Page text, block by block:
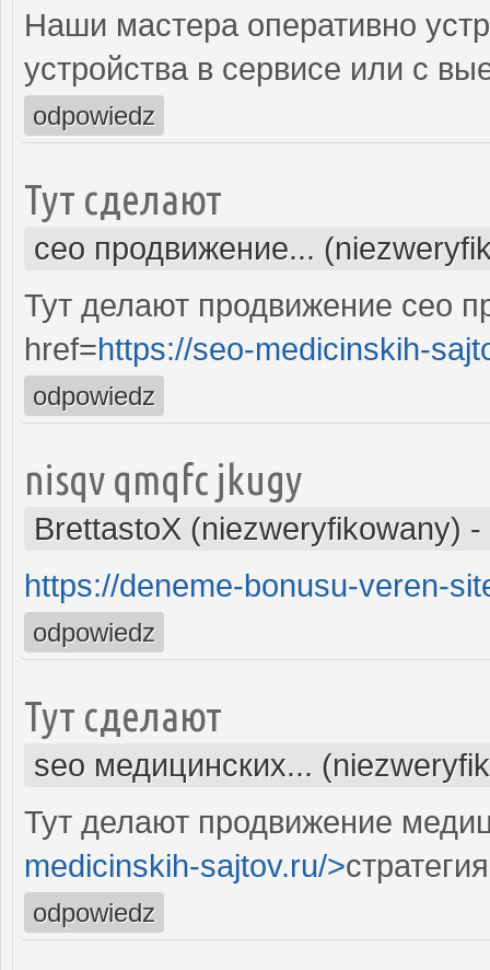
Наши мастера оперативно
устройства в сервисе или с
odpowiedz
Тут сделают
сео продвижение...
Тут делают продвижение сео
href=https://seo-medicinskih-
odpowiedz
nisqv qmqfc jkugy
BrettastoX (niezweryfikowany) -
https://deneme-bonusu-veren-
odpowiedz
Тут сделают
seo медицинских...
Тут делают продвижение
medicinskih-sajtov.ru/>
odpowiedz